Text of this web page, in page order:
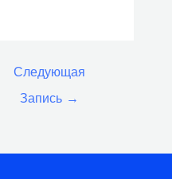
Следующая
Запись →